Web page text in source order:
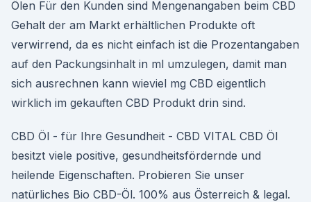
Ölen Für den Kunden sind Mengenangaben beim CBD
Gehalt der am Markt erhältlichen Produkte oft
verwirrend, da es nicht einfach ist die Prozentangaben
auf den Packungsinhalt in ml umzulegen, damit man
sich ausrechnen kann wieviel mg CBD eigentlich
wirklich im gekauften CBD Produkt drin sind.
CBD Öl - für Ihre Gesundheit - CBD VITAL CBD Öl
besitzt viele positive, gesundheitsfördernde und
heilende Eigenschaften. Probieren Sie unser
natürliches Bio CBD-Öl. 100% aus Österreich & legal.